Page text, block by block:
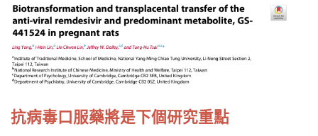
抗病毒口服藥將是下個研究重點